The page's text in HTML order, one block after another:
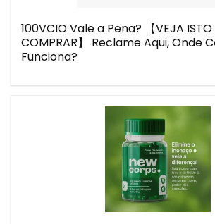
100VCIO Vale a Pena? 【VEJA ISTO
COMPRAR】 Reclame Aqui, Onde
Funciona?